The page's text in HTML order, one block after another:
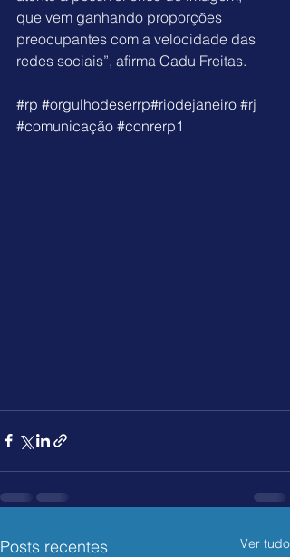
que vem ganhando proporções
preocupantes com a velocidade das
redes sociais”, afirma Cadu Freitas.
#rp #orgulhodeserrp#riodejaneiro #rj
#comunicação #conrerp1
Posts recentes Ver tudo